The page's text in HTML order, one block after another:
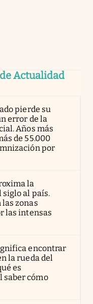
Actualidad
pierde su
error de la
Años más
de 55.000
por
la
al país.
las zonas
las intensas
encontrar
la rueda del
es
saber cómo